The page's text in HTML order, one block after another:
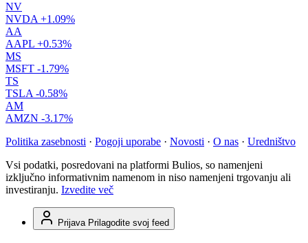
NV
NVDA +1.09%
AA
AAPL +0.53%
MS
MSFT -1.79%
TS
TSLA -0.58%
AM
AMZN -3.17%
Politika zasebnosti · Pogoji uporabe · Novosti · O nas · Uredništvo
Vsi podatki, posredovani na platformi Bulios, so namenjeni
izključno informativnim namenom in niso namenjeni trgovanju ali
investiranju. Izvedite več
Prijava Prilagodite svoj feed